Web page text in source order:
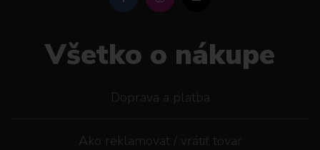
Všetko o nákupe
Doprava a platba
Ako reklamovat / vrátiť tovar